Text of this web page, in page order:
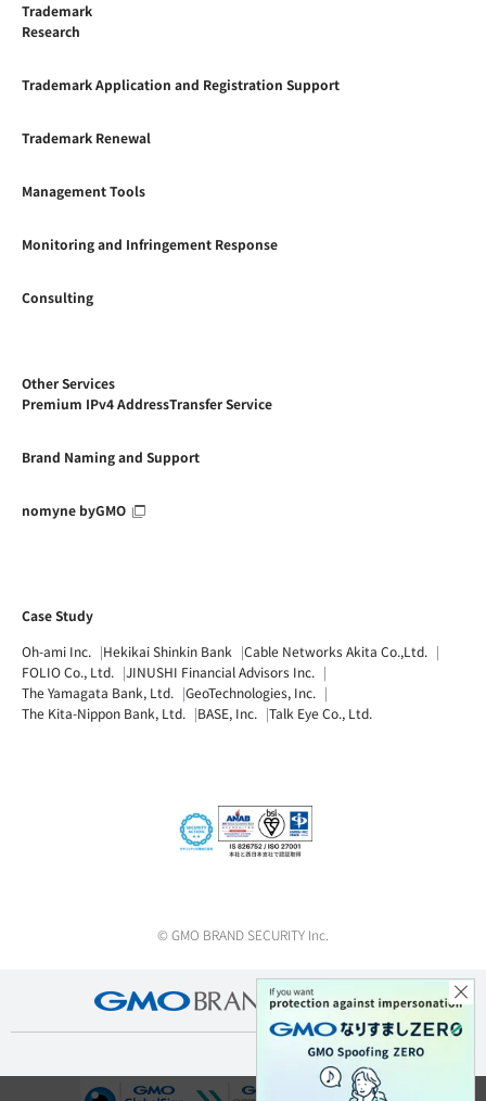
Trademark
Research
Trademark Application and Registration Support
Trademark Renewal
Management Tools
Monitoring and Infringement Response
Consulting
Other Services
Premium IPv4 AddressTransfer Service
Brand Naming and Support
nomyne byGMO
Case Study
Oh-ami Inc.
Hekikai Shinkin Bank
Cable Networks Akita Co.,Ltd.
FOLIO Co., Ltd.
JINUSHI Financial Advisors Inc.
The Yamagata Bank, Ltd.
GeoTechnologies, Inc.
The Kita-Nippon Bank, Ltd.
BASE, Inc. Talk Eye Co., Ltd.
© GMO BRAND SECURITY Inc.